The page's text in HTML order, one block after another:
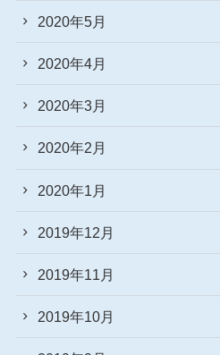
2020年5月
2020年4月
2020年3月
2020年2月
2020年1月
2019年12月
2019年11月
2019年10月